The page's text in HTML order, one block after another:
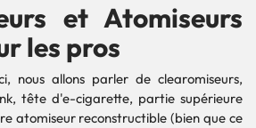
et Atomiseurs
les pros
nous allons parler de clearomiseurs,
tête d'e-cigarette, partie supérieure
atomiseur reconstructible (bien que ce